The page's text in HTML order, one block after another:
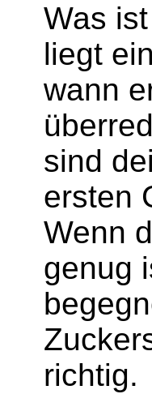
Was
liegt
wann
sind
ersten
Wenn
genug
richtig.